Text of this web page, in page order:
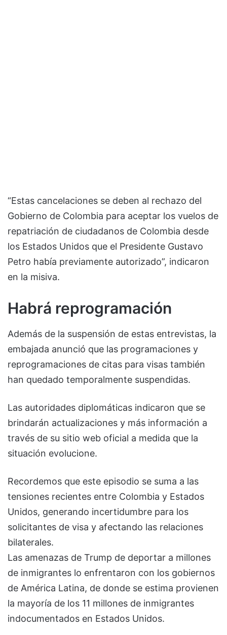
“Estas cancelaciones se deben al rechazo del
Gobierno de Colombia para aceptar los vuelos de
repatriación de ciudadanos de Colombia desde
los Estados Unidos que el Presidente Gustavo
Petro había previamente autorizado”, indicaron
en la misiva.
Habrá reprogramación
Además de la suspensión de estas entrevistas, la
embajada anunció que las programaciones y
reprogramaciones de citas para visas también
han quedado temporalmente suspendidas.
Las autoridades diplomáticas indicaron que se
brindarán actualizaciones y más información a
través de su sitio web oficial a medida que la
situación evolucione.
Recordemos que este episodio se suma a las
tensiones recientes entre Colombia y Estados
Unidos, generando incertidumbre para los
solicitantes de visa y afectando las relaciones
bilaterales.
Las amenazas de Trump de deportar a millones
de inmigrantes lo enfrentaron con los gobiernos
de América Latina, de donde se estima provienen
la mayoría de los 11 millones de inmigrantes
indocumentados en Estados Unidos.